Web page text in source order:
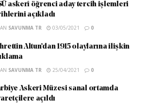
askerî öğrenci aday tercih işlemleri
açıkladı
SAVUNMA TR 03/05/2021 0
Altun’dan 1915 olaylarına ilişkin
SAVUNMA TR 25/04/2021 0
Askeri Müzesi sanal ortamda
açıldı